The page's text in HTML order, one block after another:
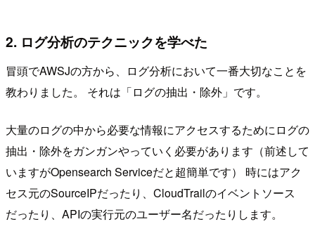
2. ログ分析のテクニックを学べた
冒頭でAWSJの方から、ログ分析において一番大切なことを
教わりました。 それは「ログの抽出・除外」です。
大量のログの中から必要な情報にアクセスするためにログの
抽出・除外をガンガンやっていく必要があります（前述して
いますがOpensearch Serviceだと超簡単です） 時にはアク
セス元のSourceIPだったり、CloudTrailのイベントソース
だったり、APIの実行元のユーザー名だったりします。